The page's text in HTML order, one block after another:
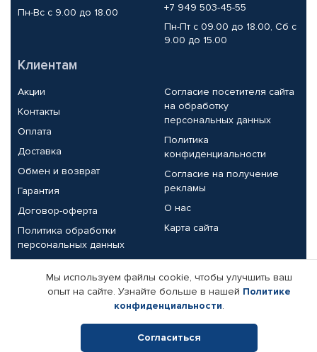
Пн-Вс с 9.00 до 18.00
+7 949 503-45-55
Пн-Пт с 09.00 до 18.00, Сб с
9.00 до 15.00
Клиентам
Акции
Контакты
Оплата
Доставка
Обмен и возврат
Гарантия
Договор-оферта
Политика обработки
персональных данных
Согласие посетителя сайта
на обработку
персональных данных
Политика
конфиденциальности
Согласие на получение
рекламы
О нас
Карта сайта
Партнерам
Корпоративным клиентам
Поставщикам
Реквизиты компании
Мы используем файлы cookie, чтобы улучшить ваш
опыт на сайте. Узнайте больше в нашей Политике
конфиденциальности.
Согласиться